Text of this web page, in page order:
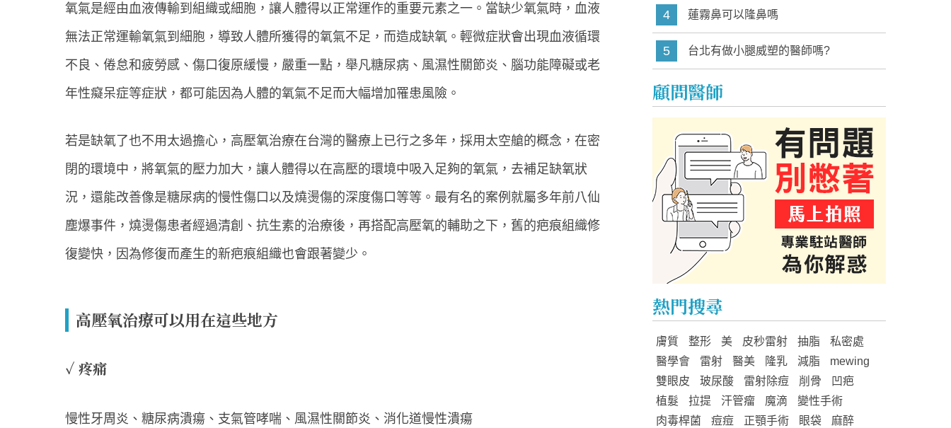
氧氣是經由血液傳輸到組織或細胞，讓人體得以正常運作的重要元素之一。當缺少氧氣時，血液
無法正常運輸氧氣到細胞，導致人體所獲得的氧氣不足，而造成缺氧。輕微症狀會出現血液循環
不良、倦怠和疲勞感、傷口復原緩慢，嚴重一點，舉凡糖尿病、風濕性關節炎、腦功能障礙或老
年性癡呆症等症狀，都可能因為人體的氧氣不足而大幅增加罹患風險。
若是缺氧了也不用太過擔心，高壓氧治療在台灣的醫療上已行之多年，採用太空艙的概念，在密
閉的環境中，將氧氣的壓力加大，讓人體得以在高壓的環境中吸入足夠的氧氣，去補足缺氧狀
況，還能改善像是糖尿病的慢性傷口以及燒燙傷的深度傷口等等。最有名的案例就屬多年前八仙
塵爆事件，燒燙傷患者經過清創、抗生素的治療後，再搭配高壓氧的輔助之下，舊的疤痕組織修
復變快，因為修復而產生的新疤痕組織也會跟著變少。
高壓氧治療可以用在這些地方
✓ 疼痛
慢性牙周炎、糖尿病潰瘍、支氣管哮喘、風濕性關節炎、消化道慢性潰瘍
4 蓮霧鼻可以隆鼻嗎
5 台北有做小腿威塑的醫師嗎?
顧問醫師
熱門搜尋
膚質 整形 美 皮秒雷射 抽脂
私密處
醫學會
雷射 醫美 隆乳 減脂
mewing
雙眼皮
玻尿酸 雷射除痘 削骨
凹疤
植髮
拉提 汗管瘤 魔滴
變性手術
肉毒桿菌
痘痘 正顎手術 眼袋
麻醉